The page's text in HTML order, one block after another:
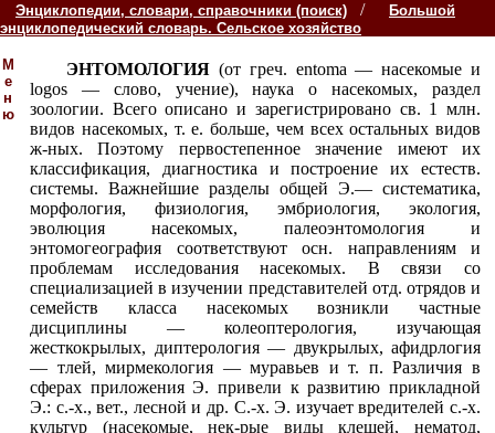
Энциклопедии, словари, справочники (поиск) /
Большой
энциклопедический словарь. Сельское хозяйство
М
е
н
ю
ЭНТОМОЛОГИЯ (от греч. entoma — насекомые и
logos — слово, учение), наука о насекомых, раздел
зоологии. Всего описано и зарегистрировано св. 1 млн.
видов насекомых, т. е. больше, чем всех остальных видов
ж-ных. Поэтому первостепенное значение имеют их
классификация, диагностика и построение их естеств.
системы. Важнейшие разделы общей Э.— систематика,
морфология, физиология, эмбриология, экология,
эволюция насекомых, палеоэнтомология и
энтомогеография соответствуют осн. направлениям и
проблемам исследования насекомых. В связи со
специализацией в изучении представителей отд. отрядов и
семейств класса насекомых возникли частные
дисциплины — колеоптерология, изучающая
жесткокрылых, диптерология — двукрылых, афидрлогия
— тлей, мирмекология — муравьев и т. п. Различия в
сферах приложения Э. привели к развитию прикладной
Э.: с.-х., вет., лесной и др. С.-х. Э. изучает вредителей с.-х.
культур (насекомые, нек-рые виды клещей, нематод,